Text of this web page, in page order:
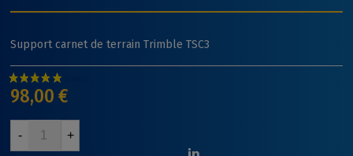
Support carnet de terrain Trimble TSC3
98,00 €
- +